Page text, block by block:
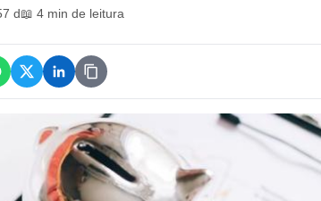
d📖 4 min de leitura